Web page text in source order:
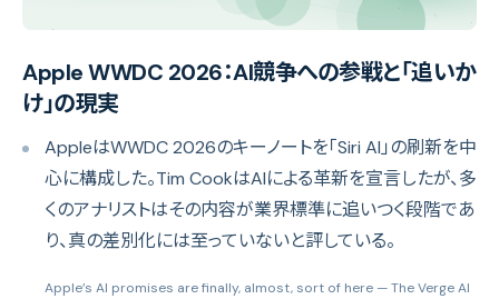
Apple WWDC 2026：AI競争への参戦と「追いか
け」の現実
AppleはWWDC 2026のキーノートを「Siri AI」の刷新を中
心に構成した。Tim CookはAIによる革新を宣言したが、多
くのアナリストはその内容が業界標準に追いつく段階であ
り、真の差別化には至っていないと評している。
Apple’s AI promises are finally, almost, sort of here — The Verge AI